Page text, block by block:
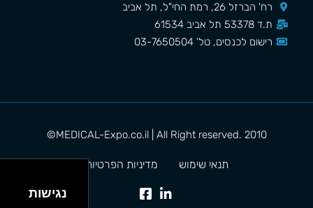
רח' הברזל 26, רמת החי"ל, תל אביב
ת.ד 53378 תל אביב 61534
רישום לכנסים, טל' 03-7650504
MEDICAL-Expo.co.il | All Right reserved. 2010©
תנאי שימוש מדיניות הפרטיות
נגישות